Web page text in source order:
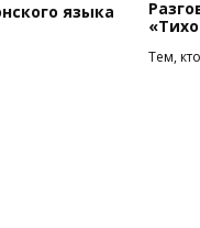
языка
Тем,